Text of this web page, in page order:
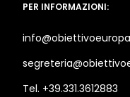
PER INFORMAZIONI:
Tel. +39.331.3612883